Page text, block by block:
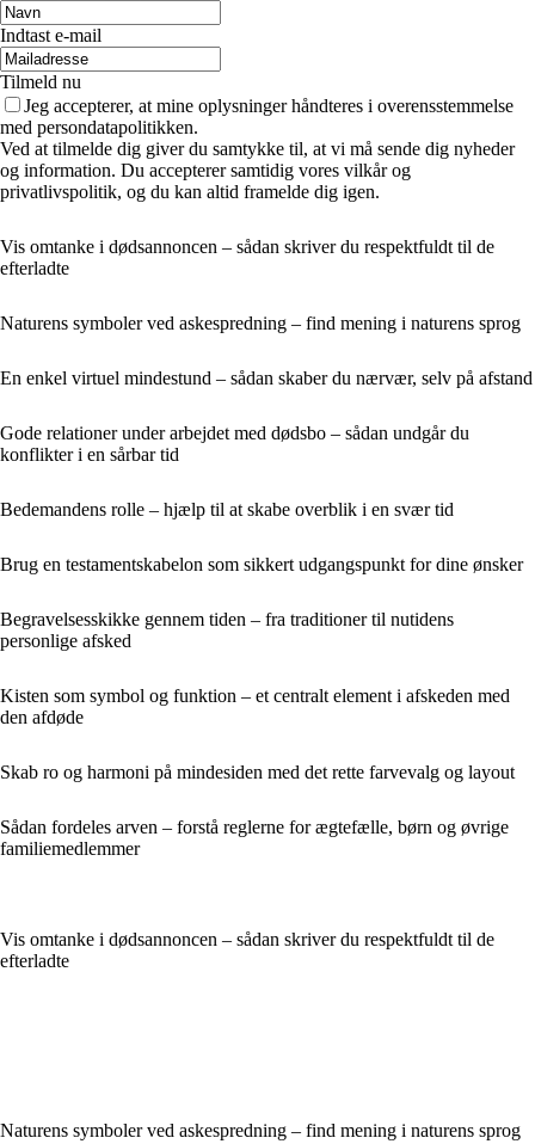
Indtast e-mail
Tilmeld nu
Jeg accepterer, at mine oplysninger håndteres i overensstemmelse
med persondatapolitikken.
Ved at tilmelde dig giver du samtykke til, at vi må sende dig nyheder
og information. Du accepterer samtidig vores vilkår og
privatlivspolitik, og du kan altid framelde dig igen.
Vis omtanke i dødsannoncen – sådan skriver du respektfuldt til de
efterladte
Naturens symboler ved askespredning – find mening i naturens sprog
En enkel virtuel mindestund – sådan skaber du nærvær, selv på afstand
Gode relationer under arbejdet med dødsbo – sådan undgår du
konflikter i en sårbar tid
Bedemandens rolle – hjælp til at skabe overblik i en svær tid
Brug en testamentskabelon som sikkert udgangspunkt for dine ønsker
Begravelsesskikke gennem tiden – fra traditioner til nutidens
personlige afsked
Kisten som symbol og funktion – et centralt element i afskeden med
den afdøde
Skab ro og harmoni på mindesiden med det rette farvevalg og layout
Sådan fordeles arven – forstå reglerne for ægtefælle, børn og øvrige
familiemedlemmer
Vis omtanke i dødsannoncen – sådan skriver du respektfuldt til de
efterladte
Naturens symboler ved askespredning – find mening i naturens sprog